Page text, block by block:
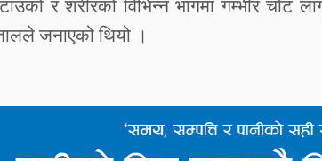
टाउको र शरीरको विभिन्न भागमा गम्भीर चोट
जनाएको थियो ।